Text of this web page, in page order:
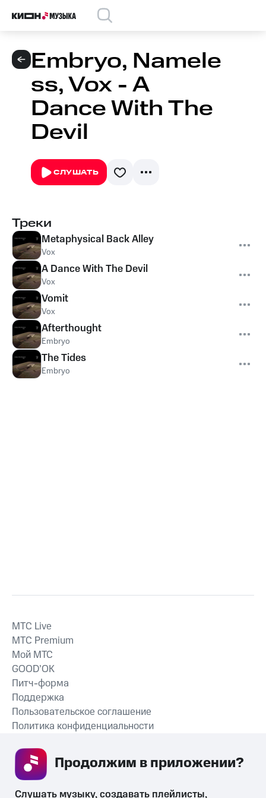
Embryo, Namele
ss, Vox - A
Dance With The
Devil
СЛУШАТЬ
Треки
Metaphysical Back Alley
Vox
A Dance With The Devil
Vox
Vomit
Vox
Afterthought
Embryo
The Tides
Embryo
СКАЧАТЬ ПРИЛОЖЕНИЕ
MTС Live
MTС Premium
Мой МТС
GOOD’OK
Питч-форма
Поддержка
Пользовательское соглашение
Политика конфиденциальности
Слушать музыку, создавать плейлисты,